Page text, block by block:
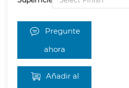
Pregunte
ahora
Añadir al